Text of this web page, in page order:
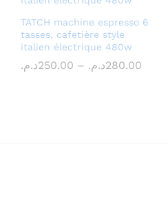
TATCH machine espresso 6
tasses, cafetière style
italien électrique 480w
250.00د.م. – 280.00د.م.